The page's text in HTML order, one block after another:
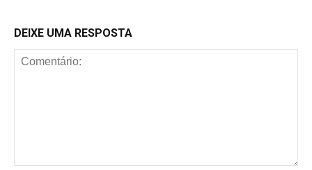
DEIXE UMA RESPOSTA